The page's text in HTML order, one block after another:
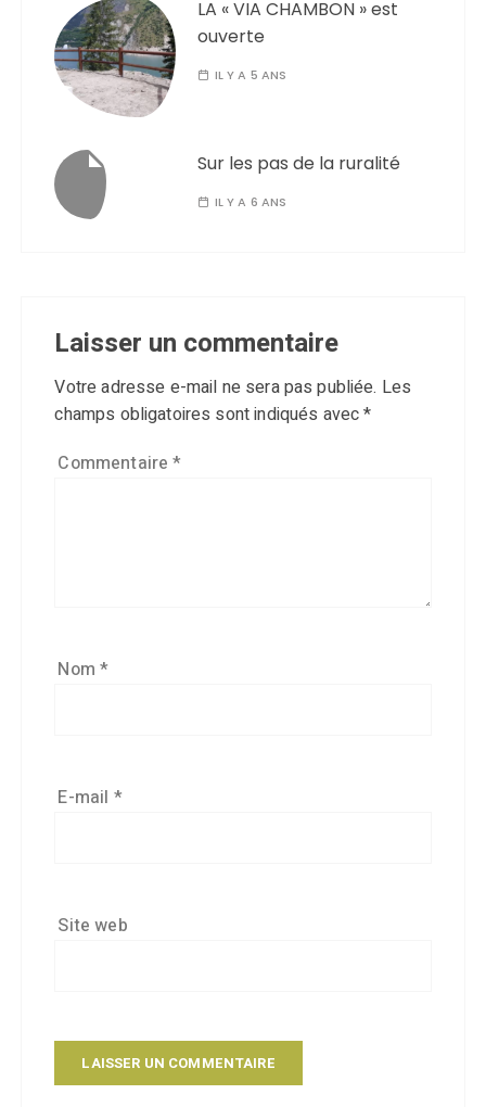
LA « VIA CHAMBON » est
ouverte
IL Y A 5 ANS
Sur les pas de la ruralité
IL Y A 6 ANS
Laisser un commentaire
Votre adresse e-mail ne sera pas publiée. Les
champs obligatoires sont indiqués avec*
Commentaire*
Nom*
E-mail *
Site web